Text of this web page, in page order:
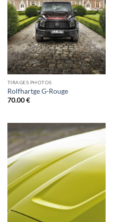
TIRAGES PHOTOS
Rolfhartge G-Rouge
70.00€